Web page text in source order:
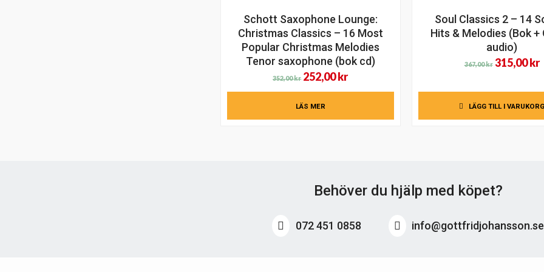
Schott Saxophone Lounge:
Christmas Classics – 16 Most
Popular Christmas Melodies
Tenor saxophone (bok cd)
352,00kr Det
ursprungliga
priset
252,00krDet
nuvarande
LÄS MER
Soul Classics 2 – 14
Hits & Melodies (Bok +
audio)
367,00kr Det
priset
var:
315,00kr
LÄGG TILL I VARUKORG
Behöver du hjälp med köpet?
072 451 0858 info@gottfridjohansson.se